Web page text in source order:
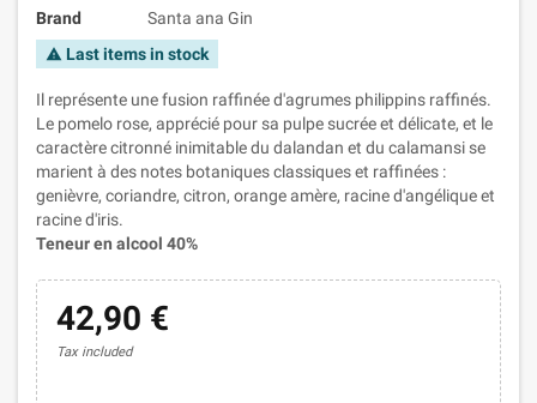
Brand Santa ana Gin
warning Last items in stock
Il représente une fusion raffinée d'agrumes philippins raffinés.
Le pomelo rose, apprécié pour sa pulpe sucrée et délicate, et le
caractère citronné inimitable du dalandan et du calamansi se
marient à des notes botaniques classiques et raffinées :
genièvre, coriandre, citron, orange amère, racine d'angélique et
racine d'iris.
Teneur en alcool 40%
42,90 €
Tax included